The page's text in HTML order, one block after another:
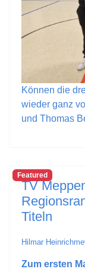
Können die
wieder ganz
und Thomas
Featured
TV
Titeln
Hilmar
Zum ersten